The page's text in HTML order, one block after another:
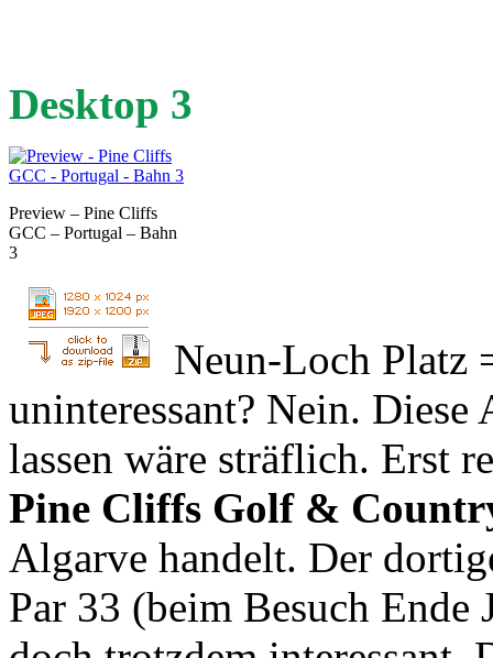
Desktop 3
Preview – Pine Cliffs
GCC – Portugal – Bahn
3
Neun-Loch Platz
uninteressant? Nein. Diese
lassen wäre sträflich. Erst
Pine Cliffs Golf &
Algarve handelt. Der
Par 33 (beim Besuch